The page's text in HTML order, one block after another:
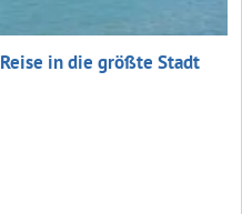
in die größte Stadt